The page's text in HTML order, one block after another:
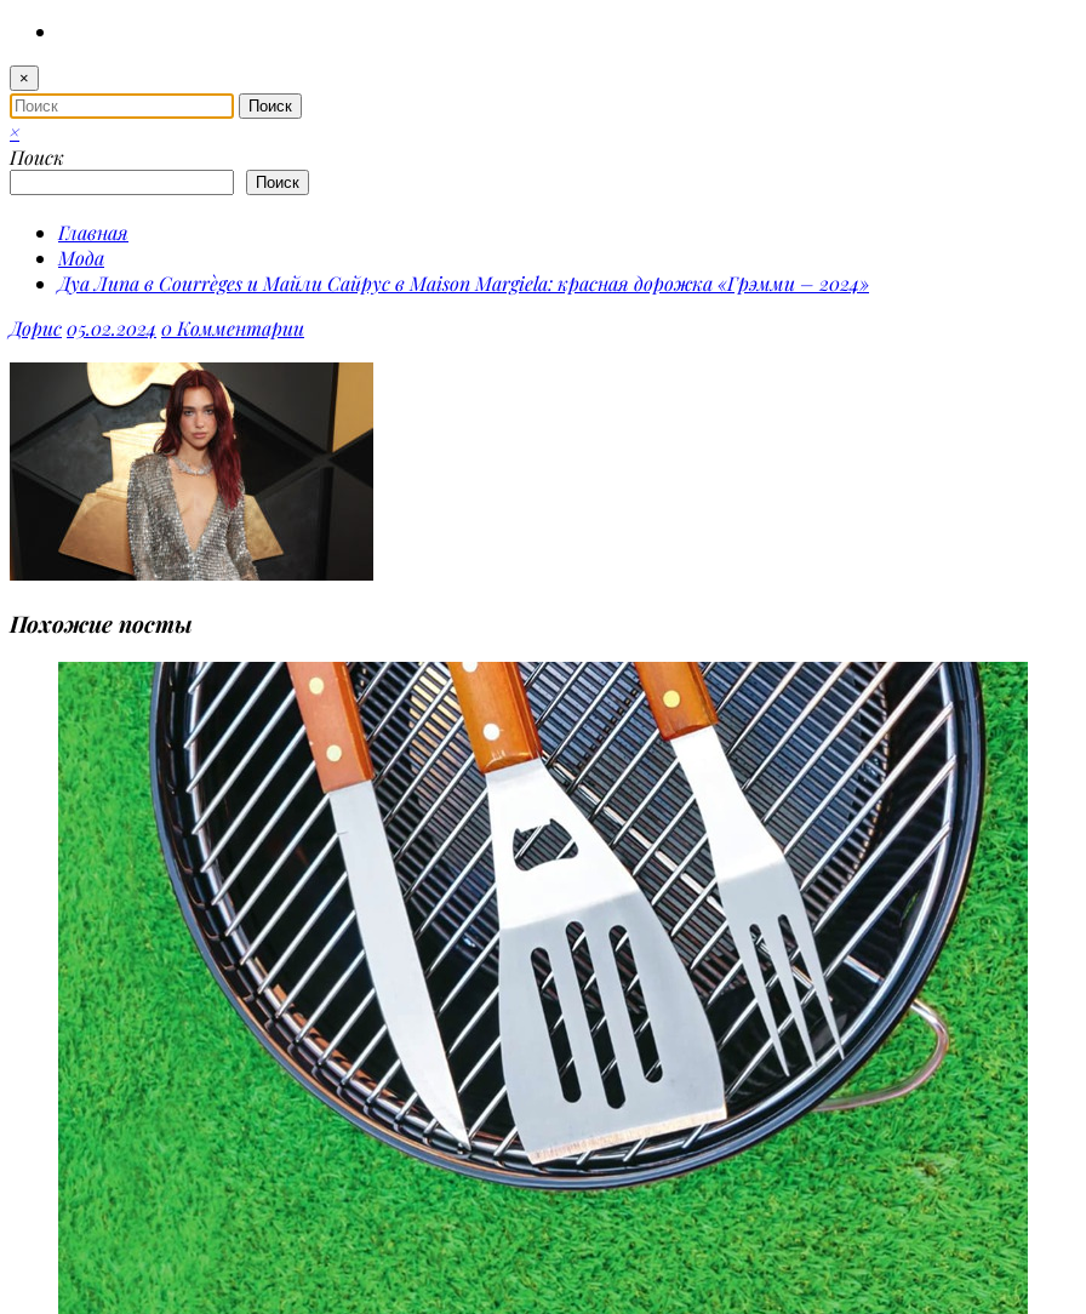
×
×
Поиск
Поиск
Главная
Мода
Дуа Липа в Courrèges и Майли Сайрус в Maison Margiela: красная дорожка «Грэмми – 2024»
Дорис05.02.2024 0 Комментарии
Похожие посты